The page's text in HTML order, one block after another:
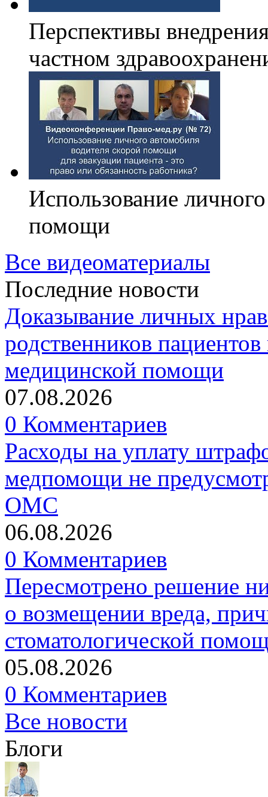
Перспективы
частном
Использование
помощи
Все видеоматериалы
Последние новости
Доказывание личных
родственников
медицинской помощи
07.08.2026
0 Комментариев
Расходы на уплату
медпомощи не
ОМС
06.08.2026
0 Комментариев
Пересмотрено решение
о возмещении вреда,
стоматологической
05.08.2026
0 Комментариев
Все новости
Блоги